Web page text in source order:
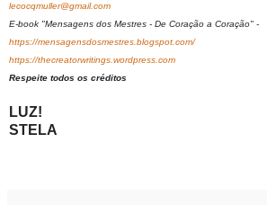
lecocqmuller@gmail.com
E-book "Mensagens dos Mestres - De Coração a Coração" -
https://mensagensdosmestres.blogspot.com/
https://thecreatorwritings.wordpress.com
Respeite todos os créditos
LUZ!
STELA